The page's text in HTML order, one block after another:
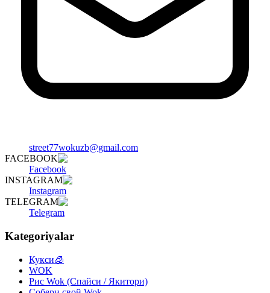
street77wokuzb@gmail.com
FACEBOOK
Facebook
INSTAGRAM
Instagram
TELEGRAM
Telegram
Kategoriyalar
Кукси🧊
WOK
Рис Wok (Спайси / Якитори)